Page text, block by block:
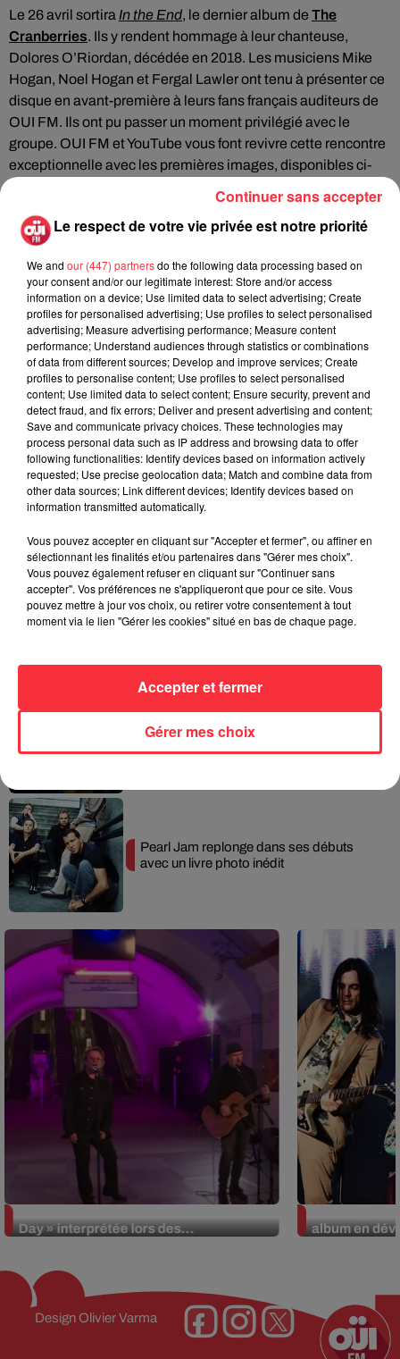
Le 26 avril sortira In the End, le dernier album de The
Cranberries. Ils y rendent hommage à leur chanteuse,
Dolores O’Riordan, décédée en 2018. Les musiciens Mike
Hogan, Noel Hogan et Fergal Lawler ont tenu à présenter ce
disque en avant-première à leurs fans français auditeurs de
OUI FM. Ils ont pu passer un moment privilégié avec le
groupe. OUI FM et YouTube vous font revivre cette rencontre
exceptionnelle avec les premières images, disponibles ci-
Fil actus
La version réécrite de « Beautiful Day »
interprétée lors des...
Weezer prépare la sortie de son nouvel
album en dévoilant une...
Queens of the Stone Age lance une ligne
téléphonique pour...
Linkin Park annonce son arrivée au
Pearl Jam replonge dans ses débuts
avec un livre photo inédit
Day » interprétée lors des...
album en
Design Olivier Varma
Le respect de votre vie privée est notre priorité
We and our (447) partnersdo the following data processing based on
your consent and/or our legitimate interest: Store and/or access
information on a device; Use limited data to select advertising; Create
profiles for personalised advertising; Use profiles to select personalised
advertising; Measure advertising performance; Measure content
performance; Understand audiences through statistics or combinations
of data from different sources; Develop and improve services; Create
profiles to personalise content; Use profiles to select personalised
content; Use limited data to select content; Ensure security, prevent and
detect fraud, and fix errors; Deliver and present advertising and content;
Save and communicate privacy choices. These technologies may
process personal data such as IP address and browsing data to offer
following functionalities: Identify devices based on information actively
requested; Use precise geolocation data; Match and combine data from
other data sources; Link different devices; Identify devices based on
information transmitted automatically.
Vous pouvez accepter en cliquant sur "Accepter et fermer", ou affiner en
sélectionnant les finalités et/ou partenaires dans "Gérer mes choix".
Vous pouvez également refuser en cliquant sur "Continuer sans
accepter". Vos préférences ne s'appliqueront que pour ce site. Vous
pouvez mettre à jour vos choix, ou retirer votre consentement à tout
moment via le lien "Gérer les cookies" situé en bas de chaque page.
Gérer mes choix
Accepter et fermer
Continuer sans accepter